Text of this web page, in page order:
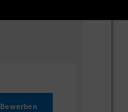
Bewerben